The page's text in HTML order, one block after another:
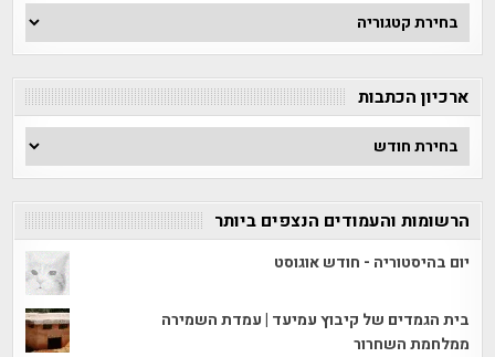
חפש
לפי
קטגוריה
ארכיון הכתבות
ארכיון
הכתבות
הרשומות והעמודים הנצפים ביותר
יום בהיסטוריה - חודש אוגוסט
בית הגמדים של קיבוץ עמיעד | עמדת השמירה
ממלחמת השחרור